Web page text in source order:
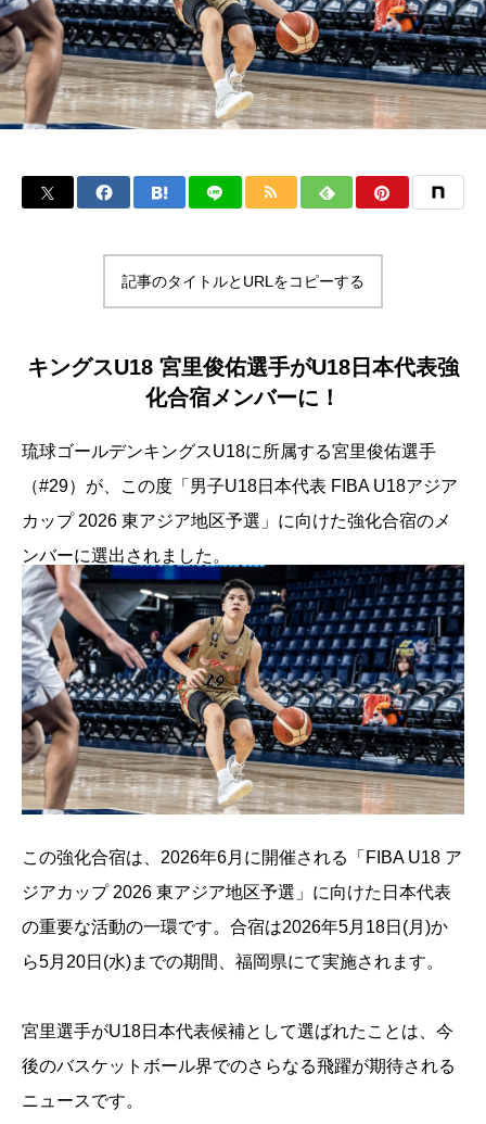
記事のタイトルとURLをコピーする
キングスU18 宮里俊佑選手がU18日本代表強
化合宿メンバーに！
琉球ゴールデンキングスU18に所属する宮里俊佑選手
（#29）が、この度「男子U18日本代表 FIBA U18アジア
カップ 2026 東アジア地区予選」に向けた強化合宿のメ
ンバーに選出されました。
この強化合宿は、2026年6月に開催される「FIBA U18 ア
ジアカップ 2026 東アジア地区予選」に向けた日本代表
の重要な活動の一環です。合宿は2026年5月18日(月)か
ら5月20日(水)までの期間、福岡県にて実施されます。
宮里選手がU18日本代表候補として選ばれたことは、今
後のバスケットボール界でのさらなる飛躍が期待される
ニュースです。